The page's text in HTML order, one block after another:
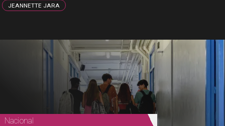
JEANNETTE JARA
Nacional